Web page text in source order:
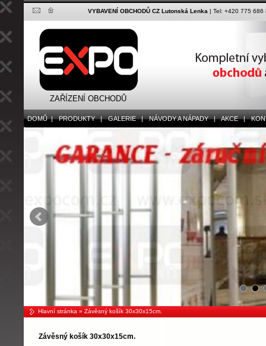
VYBAVENÍ OBCHODŮ CZ Lutonská Lenka | Tel: +420 775
ZAŘÍZENÍ OBCHODŮ
DOMŮ |PRODUKTY |GALERIE |NÁVODY A NÁPADY |AKCE |
Hlavní stránka » Závěsný košík 30x30x15cm.
Závěsný košík 30x30x15cm.